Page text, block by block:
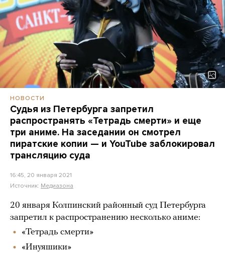
НОВОСТИ
Судья из Петербурга запретил
распространять «Тетрадь смерти» и еще
три аниме. На заседании он смотрел
пиратские копии — и YouTube заблокировал
трансляцию суда
16:45, 20 января 2021
Источник: Медиазона
20 января Колпинский районный суд Петербурга
запретил к распространению несколько аниме:
«Тетрадь смерти»
«Инуяшики»